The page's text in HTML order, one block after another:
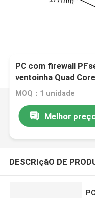
PC com firewall
ventoinha Quad
Gigabit LAN
MOQ：1 unidade
Melhor
DESCRIçãO DE